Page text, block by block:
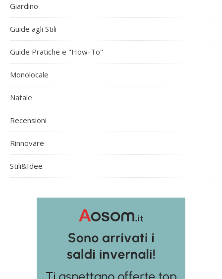
Giardino
Guide agli Stili
Guide Pratiche e "How-To"
Monolocale
Natale
Recensioni
Rinnovare
Stili&Idee